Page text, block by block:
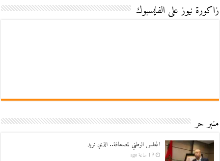
زاكورة نيوز على الفايسبوك
منبر حر
المجلس الوطني للصحافة.. الذي نريد
19 ساعة ago